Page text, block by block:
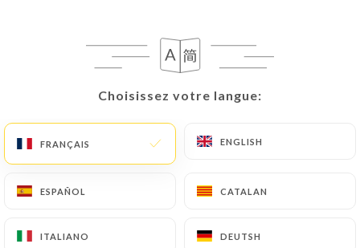
Choisissez votre langue:
FRANÇAIS ENGLISH
ESPAÑOL CATALAN
ITALIANO DEUTSH
ACCUEIL/GALERIE
Choisissez votre langue:
FRANÇAIS ENGLISH
ESPAÑOL CATALAN
ITALIANO DEUTSH